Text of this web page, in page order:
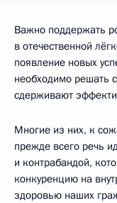
Важно поддержать
в отечественной
появление новых
необходимо решать
сдерживают
Многие из них, к
прежде всего речь
и контрабандой,
конкуренцию на
здоровью наших